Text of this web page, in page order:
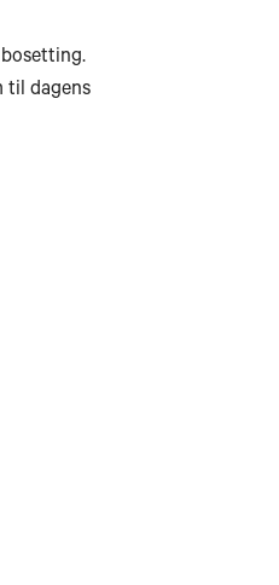
til dagens
Bardufoss